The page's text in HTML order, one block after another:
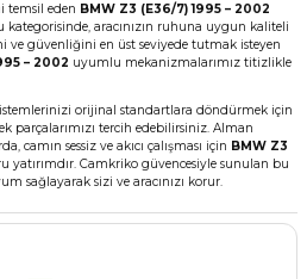
temsil eden BMW Z3 (E36/7) 1995 – 2002
kategorisinde, aracınızın ruhuna uygun kaliteli
ve güvenliğini en üst seviyede tutmak isteyen
– 2002 uyumlu mekanizmalarımız titizlikle
orijinal standartlara döndürmek için
parçalarımızı tercih edebilirsiniz. Alman
camın sessiz ve akıcı çalışması için BMW Z3
yatırımdır. Camkriko güvencesiyle sunulan bu
sağlayarak sizi ve aracınızı korur.